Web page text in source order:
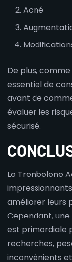
Acné
De plus,
essentiel de
avant de
évaluer les
sécurisé.
Le Trenbolone
améliorer leurs
Cependant,
est primordiale
recherches,
inconvénients